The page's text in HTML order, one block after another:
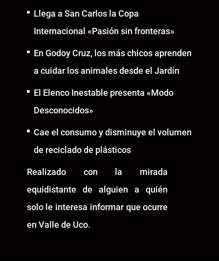
Llega a San Carlos la Copa
Internacional «Pasión sin fronteras»
En Godoy Cruz, los más chicos aprenden
a cuidar los animales desde el Jardín
El Elenco Inestable presenta «Modo
Desconocidos»
Cae el consumo y disminuye el volumen
de reciclado de plásticos
Realizado con la mirada
equidistante de alguien a quién
solo le interesa informar que ocurre
en Valle de Uco.